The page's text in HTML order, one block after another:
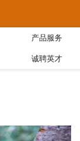
产品服务
诚聘英才